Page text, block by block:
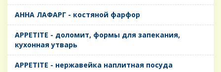
AHHA ЛАФАРГ - костяной фарфор
APPETITE - доломит, формы для запекания,
кухонная утварь
APPETITE - нержавейка наплитная посуда